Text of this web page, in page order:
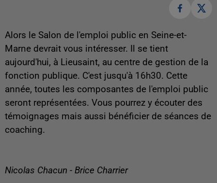
Alors le Salon de l'emploi public en Seine-et-
Marne devrait vous intéresser. Il se tient
aujourd'hui, à Lieusaint, au centre de gestion de la
fonction publique. C'est jusqu'à 16h30. Cette
année, toutes les composantes de l'emploi public
seront représentées. Vous pourrez y écouter des
témoignages mais aussi bénéficier de séances de
coaching.
Nicolas Chacun - Brice Charrier